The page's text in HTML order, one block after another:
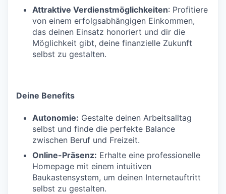
Attraktive Verdienstmöglichkeiten: Profitiere
von einem erfolgsabhängigen Einkommen,
das deinen Einsatz honoriert und dir die
Möglichkeit gibt, deine finanzielle Zukunft
selbst zu gestalten.
Deine Benefits
Autonomie: Gestalte deinen Arbeitsalltag
selbst und finde die perfekte Balance
zwischen Beruf und Freizeit.
Online-Präsenz: Erhalte eine professionelle
Homepage mit einem intuitiven
Baukastensystem, um deinen Internetauftritt
selbst zu gestalten.